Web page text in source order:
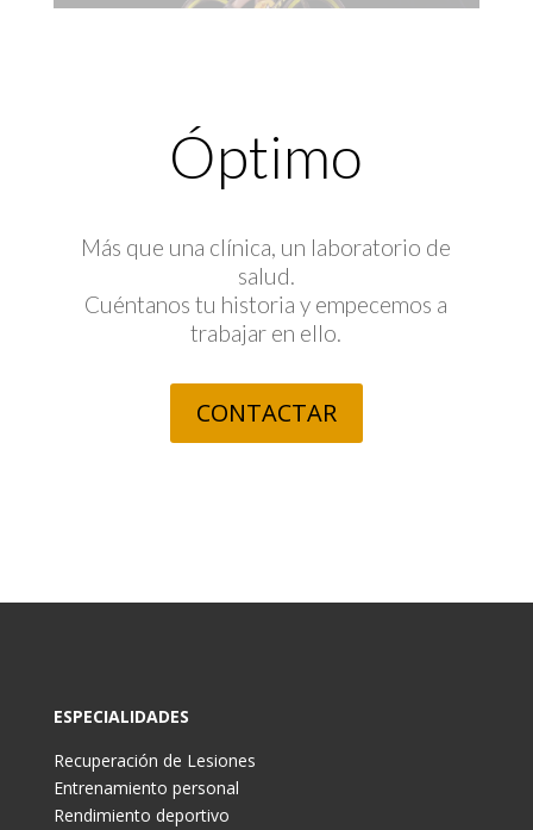
Óptimo
Más que una clínica, un laboratorio de
salud.
Cuéntanos tu historia y empecemos a
trabajar en ello.
CONTACTAR
ESPECIALIDADES
Recuperación de Lesiones
Entrenamiento personal
Rendimiento deportivo